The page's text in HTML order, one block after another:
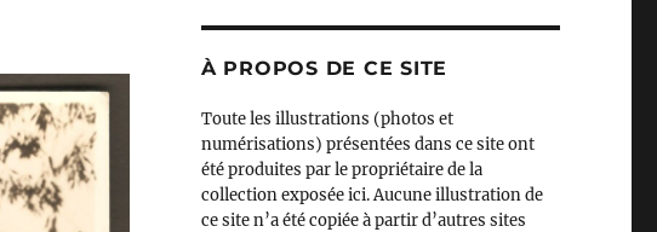
À PROPOS DE CE SITE
Toute les illustrations (photos et
numérisations) présentées dans ce site ont
été produites par le propriétaire de la
collection exposée ici. Aucune illustration de
ce site n’a été copiée à partir d’autres sites